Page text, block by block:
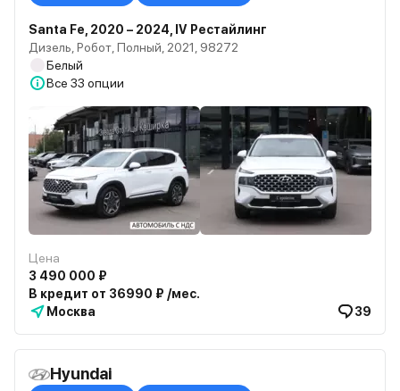
Santa Fe, 2020 – 2024, IV Рестайлинг
Дизель, Робот, Полный, 2021, 98272
Белый
Все 33 опции
Цена
3 490 000 ₽
В кредит от 36990 ₽ /мес.
Москва
39
Hyundai